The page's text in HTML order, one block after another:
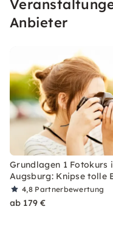
Anbieter
Grundlagen 1 Fotokurs
Augsburg: Knipse tolle
4,8 Partnerbewertung
ab 179 €